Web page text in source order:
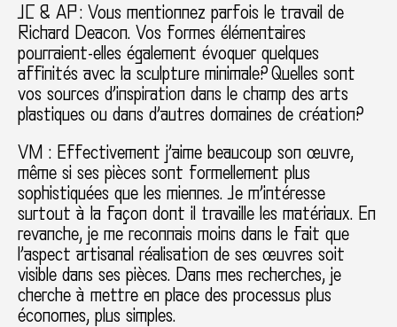
JC & AP : Vous mentionnez parfois le travail de
Richard Deacon. Vos formes élémentaires
pourraient-elles également évoquer quelques
affinités avec la sculpture minimale? Quelles sont
vos sources d’inspiration dans le champ des arts
plastiques ou dans d’autres domaines de création?
VM : Effectivement j’aime beaucoup son œuvre,
même si ses pièces sont formellement plus
sophistiquées que les miennes. Je m’intéresse
surtout à la façon dont il travaille les matériaux. En
revanche, je me reconnais moins dans le fait que
l’aspect artisanal réalisation de ses œuvres soit
visible dans ses pièces. Dans mes recherches, je
cherche à mettre en place des processus plus
économes, plus simples.